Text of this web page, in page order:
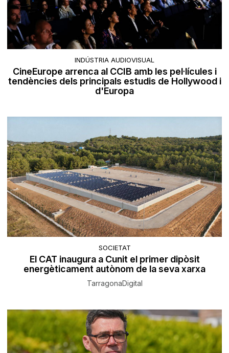
INDÚSTRIA AUDIOVISUAL
CineEurope arrenca al CCIB amb les pel·lícules i
tendències dels principals estudis de Hollywood i
d'Europa
SOCIETAT
El CAT inaugura a Cunit el primer dipòsit
energèticament autònom de la seva xarxa
TarragonaDigital